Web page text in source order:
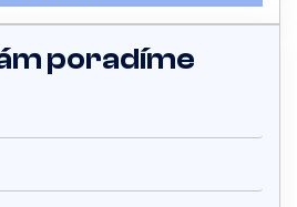
poradíme